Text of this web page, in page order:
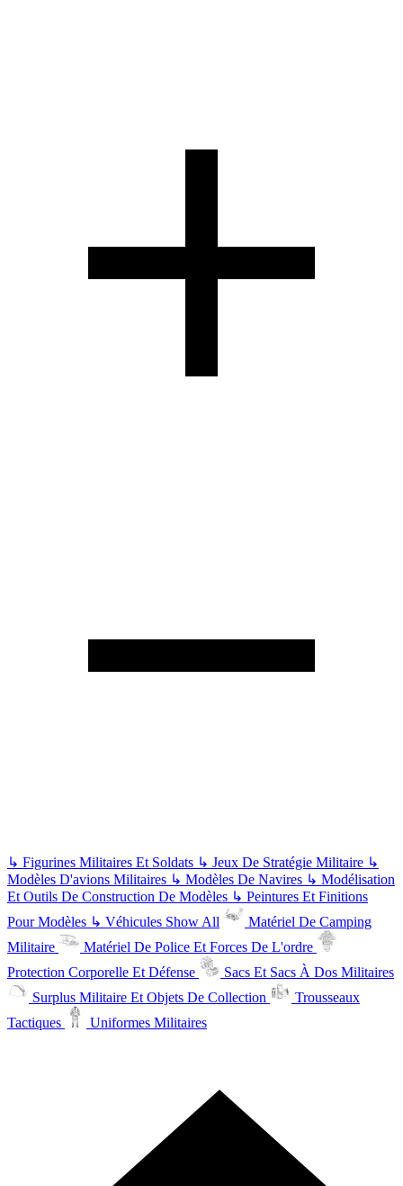
↳ Figurines Militaires Et Soldats ↳ Jeux De Stratégie Militaire ↳
Modèles D'avions Militaires ↳ Modèles De Navires ↳ Modélisation
Et Outils De Construction De Modèles ↳ Peintures Et Finitions
Pour Modèles ↳ Véhicules Show All
Matériel De Camping
Militaire
Matériel De Police Et Forces De L'ordre
Protection Corporelle Et Défense
Sacs Et Sacs À Dos Militaires
Surplus Militaire Et Objets De Collection
Trousseaux
Tactiques
Uniformes Militaires